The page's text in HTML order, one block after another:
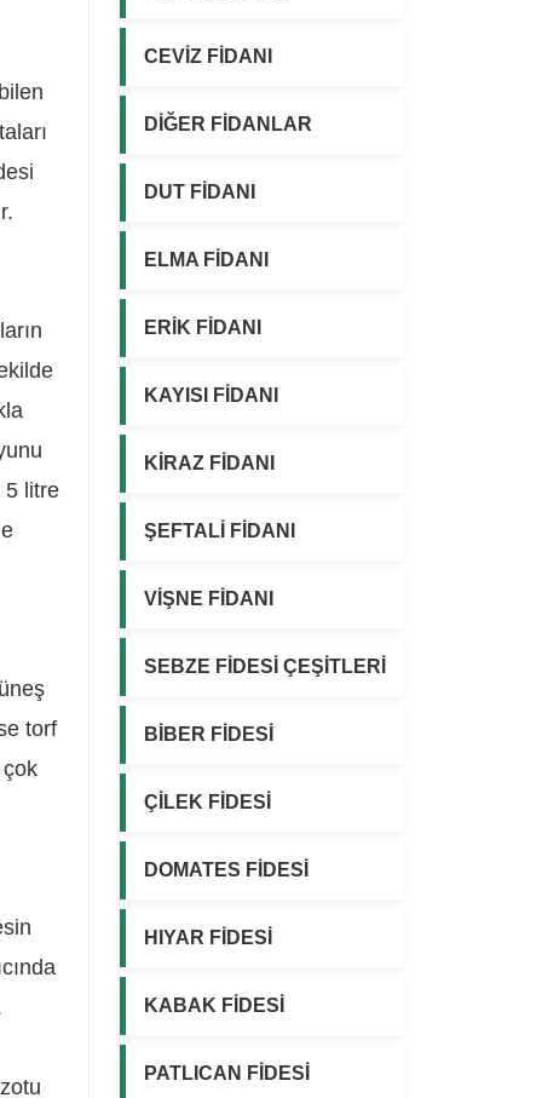
5 litre
torf
çok
CEVİZ FİDANI
DİĞER FİDANLAR
DUT FİDANI
ELMA FİDANI
ERİK FİDANI
KAYISI FİDANI
KİRAZ FİDANI
ŞEFTALİ FİDANI
VİŞNE FİDANI
SEBZE FİDESİ ÇEŞİTLERİ
BİBER FİDESİ
ÇİLEK FİDESİ
DOMATES FİDESİ
HIYAR FİDESİ
KABAK FİDESİ
PATLICAN FİDESİ